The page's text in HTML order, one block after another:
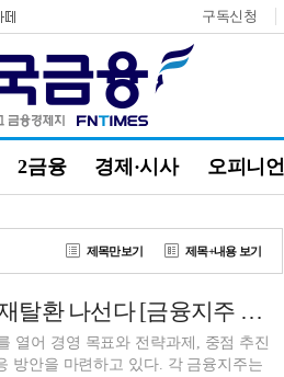
구독신청
2금융 경제·시사 오피니언
제목만보기 제목+내용 보기
양종희 KB금융 회장, 리딩금융그룹 재탈환 나선다 [금융지주 하반기 경영 키워드 ⑤]
열어 경영 목표와 전략과제, 중점 추진
방안을 마련하고 있다. 각 금융지주는